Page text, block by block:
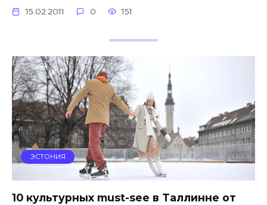
15.02.2011 0 151
ЭСТОНИЯ
10 культурных must-see в Таллинне от